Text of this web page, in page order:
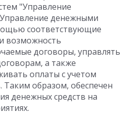
"Управление
денежными
соответствующие
возможность
договоры, управлять
а также
оплаты с учетом
Таким образом, обеспечен
денежных средств на